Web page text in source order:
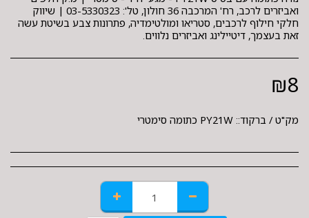
ואביזרים לרכב, רח' המרכבה 36 חולון, טל': 03-5330323 | שיווק
חלקי חילוף לרכבים, סטריאו ומולטימדיה, פתרונות צבע בשיטת עשה
זאת בעצמך, דיטיילינג ואביזרים נלווים.
₪8
מק"ט / ברקוד:: PY21W כתומה סימטרי